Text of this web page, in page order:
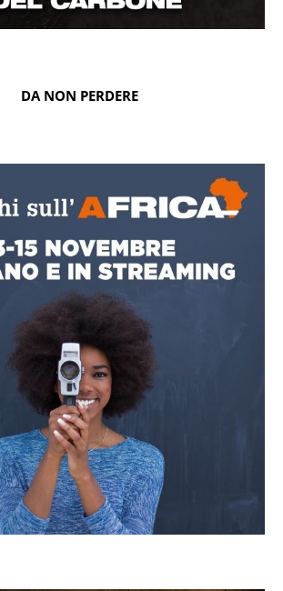
DA NON PERDERE